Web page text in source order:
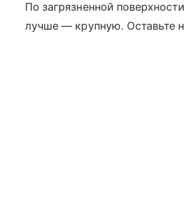
По загрязненной
лучше — крупную. Оставьте